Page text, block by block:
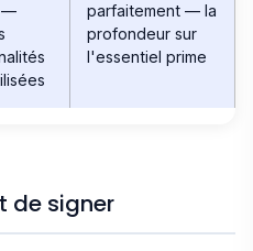
—
parfaitement — la
profondeur sur
l'essentiel prime
de signer